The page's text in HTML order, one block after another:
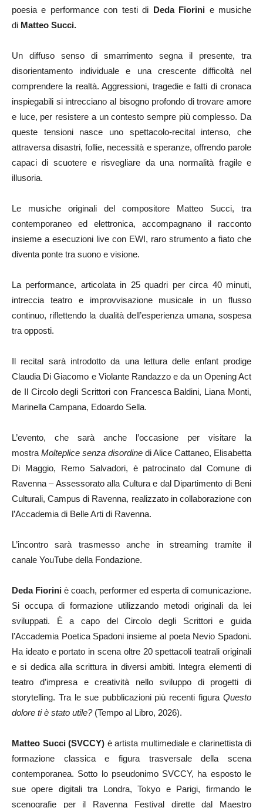
poesia e performance con testi di Deda Fiorini e musiche
di Matteo Succi.
Un diffuso senso di smarrimento segna il presente, tra
disorientamento individuale e una crescente difficoltà nel
comprendere la realtà. Aggressioni, tragedie e fatti di cronaca
inspiegabili si intrecciano al bisogno profondo di trovare amore
e luce, per resistere a un contesto sempre più complesso. Da
queste tensioni nasce uno spettacolo-recital intenso, che
attraversa disastri, follie, necessità e speranze, offrendo parole
capaci di scuotere e risvegliare da una normalità fragile e
illusoria.
Le musiche originali del compositore Matteo Succi, tra
contemporaneo ed elettronica, accompagnano il racconto
insieme a esecuzioni live con EWI, raro strumento a fiato che
diventa ponte tra suono e visione.
La performance, articolata in 25 quadri per circa 40 minuti,
intreccia teatro e improvvisazione musicale in un flusso
continuo, riflettendo la dualità dell’esperienza umana, sospesa
tra opposti.
Il recital sarà introdotto da una lettura delle enfant prodige
Claudia Di Giacomo e Violante Randazzo e da un Opening Act
de Il Circolo degli Scrittori con Francesca Baldini, Liana Monti,
Marinella Campana, Edoardo Sella.
L’evento, che sarà anche l’occasione per visitare la
mostra Molteplice senza disordine di Alice Cattaneo, Elisabetta
Di Maggio, Remo Salvadori, è patrocinato dal Comune di
Ravenna – Assessorato alla Cultura e dal Dipartimento di Beni
Culturali, Campus di Ravenna, realizzato in collaborazione con
l’Accademia di Belle Arti di Ravenna.
L’incontro sarà trasmesso anche in streaming tramite il
canale YouTube della Fondazione.
Deda Fiorini è coach, performer ed esperta di comunicazione.
Si occupa di formazione utilizzando metodi originali da lei
sviluppati. È a capo del Circolo degli Scrittori e guida
l’Accademia Poetica Spadoni insieme al poeta Nevio Spadoni.
Ha ideato e portato in scena oltre 20 spettacoli teatrali originali
e si dedica alla scrittura in diversi ambiti. Integra elementi di
teatro d’impresa e creatività nello sviluppo di progetti di
storytelling. Tra le sue pubblicazioni più recenti figura Questo
dolore ti è stato utile?(Tempo al Libro, 2026).
Matteo Succi (SVCCY) è artista multimediale e clarinettista di
formazione classica e figura trasversale della scena
contemporanea. Sotto lo pseudonimo SVCCY, ha esposto le
sue opere digitali tra Londra, Tokyo e Parigi, firmando le
scenografie per il Ravenna Festival dirette dal Maestro